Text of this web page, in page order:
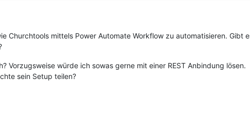
Churchtools mittels Power Automate Workflow zu automatisieren. Gibt
Vorzugsweise würde ich sowas gerne mit einer REST Anbindung lösen.
sein Setup teilen?